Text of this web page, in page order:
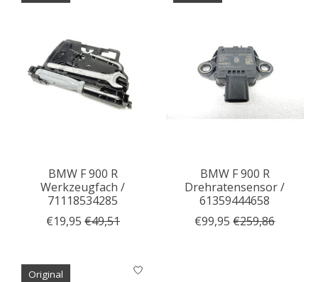
BMW F 900 R
Werkzeugfach /
71118534285
€19,95 €49,51
BMW F 900 R
Drehratensensor /
61359444658
€99,95 €259,86
Original